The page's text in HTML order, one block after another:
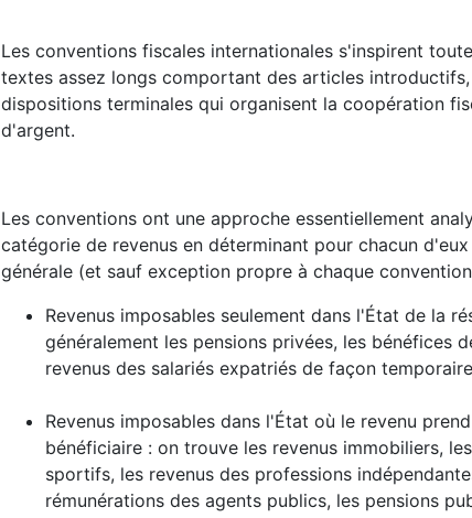
Les conventions fiscales internationales s'inspirent
textes assez longs comportant des articles
dispositions terminales qui organisent la coopération
d'argent.
Les conventions ont une approche essentiellement
catégorie de revenus en déterminant pour chacun
générale (et sauf exception propre à chaque
Revenus imposables seulement dans l'État de la
généralement les pensions privées, les bénéfices
revenus des salariés expatriés de façon
Revenus imposables dans l'État où le revenu
bénéficiaire : on trouve les revenus immobiliers,
sportifs, les revenus des professions
rémunérations des agents publics, les pensions